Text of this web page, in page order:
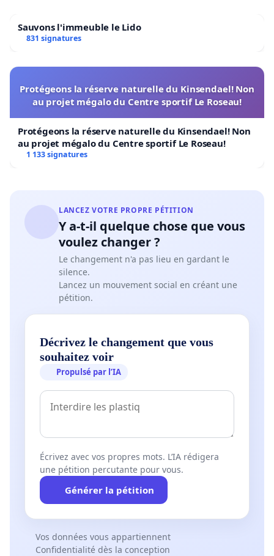
Sauvons l'immeuble le Lido
831 signatures
Protégeons la réserve naturelle du Kinsendael! Non
au projet mégalo du Centre sportif Le Roseau!
Protégeons la réserve naturelle du Kinsendael! Non
au projet mégalo du Centre sportif Le Roseau!
1 133 signatures
LANCEZ VOTRE PROPRE PÉTITION
Y a-t-il quelque chose que vous
voulez changer ?
Le changement n'a pas lieu en gardant le
silence.
Lancez un mouvement social en créant une
pétition.
Décrivez le changement que vous
souhaitez voir
Propulsé par l’IA
Écrivez avec vos propres mots. L’IA rédigera
une pétition percutante pour vous.
Générer la pétition
Vos données vous appartiennent
Confidentialité dès la conception